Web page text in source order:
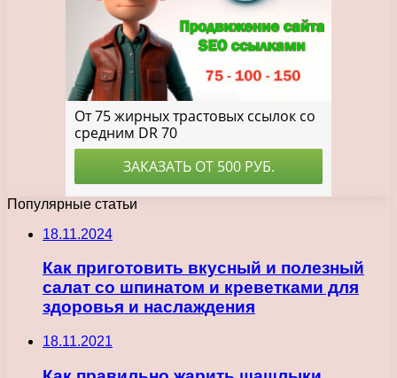
Популярные статьи
18.11.2024
Как приготовить вкусный и полезный
салат со шпинатом и креветками для
здоровья и наслаждения
18.11.2021